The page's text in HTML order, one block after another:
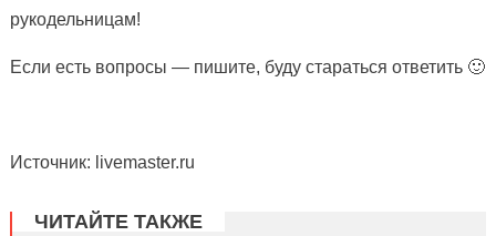
рукодельницам!
Если есть вопросы — пишите, буду стараться ответить 🙂
Источник: livemaster.ru
ЧИТАЙТЕ ТАКЖЕ